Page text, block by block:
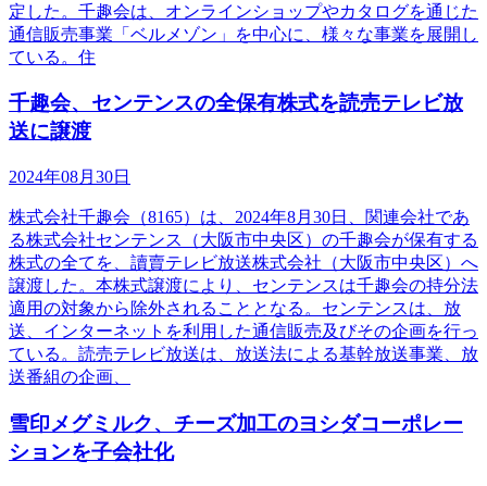
定した。千趣会は、オンラインショップやカタログを通じた
通信販売事業「ベルメゾン」を中心に、様々な事業を展開し
ている。住
千趣会、センテンスの全保有株式を読売テレビ放
送に譲渡
2024年08月30日
株式会社千趣会（8165）は、2024年8月30日、関連会社であ
る株式会社センテンス（大阪市中央区）の千趣会が保有する
株式の全てを、讀賣テレビ放送株式会社（大阪市中央区）へ
譲渡した。本株式譲渡により、センテンスは千趣会の持分法
適用の対象から除外されることとなる。センテンスは、放
送、インターネットを利用した通信販売及びその企画を行っ
ている。読売テレビ放送は、放送法による基幹放送事業、放
送番組の企画、
雪印メグミルク、チーズ加工のヨシダコーポレー
ションを子会社化